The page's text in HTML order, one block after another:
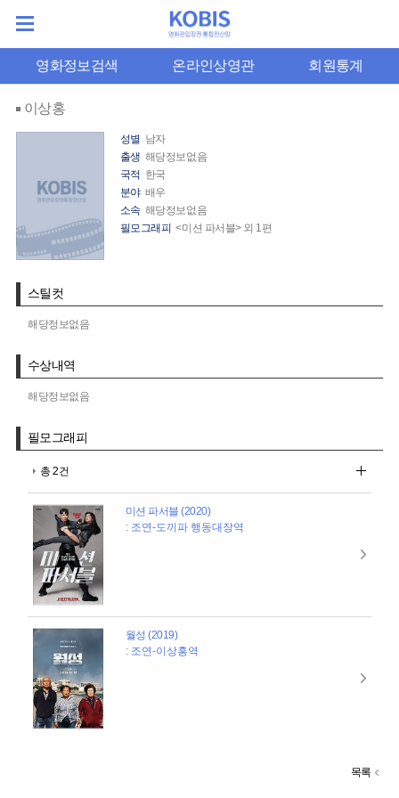
영화정보검색 온라인상영관 회원통계
이상홍
성별 남자
출생 해당정보없음
국적 한국
분야 배우
소속 해당정보없음
필모그래피 <미션 파서블> 외 1편
스틸컷
해당정보없음
수상내역
해당정보없음
필모그래피
총 2건
미션 파서블 (2020)
: 조연-도끼파 행동대장역
월성 (2019)
: 조연-이상홍역
목록